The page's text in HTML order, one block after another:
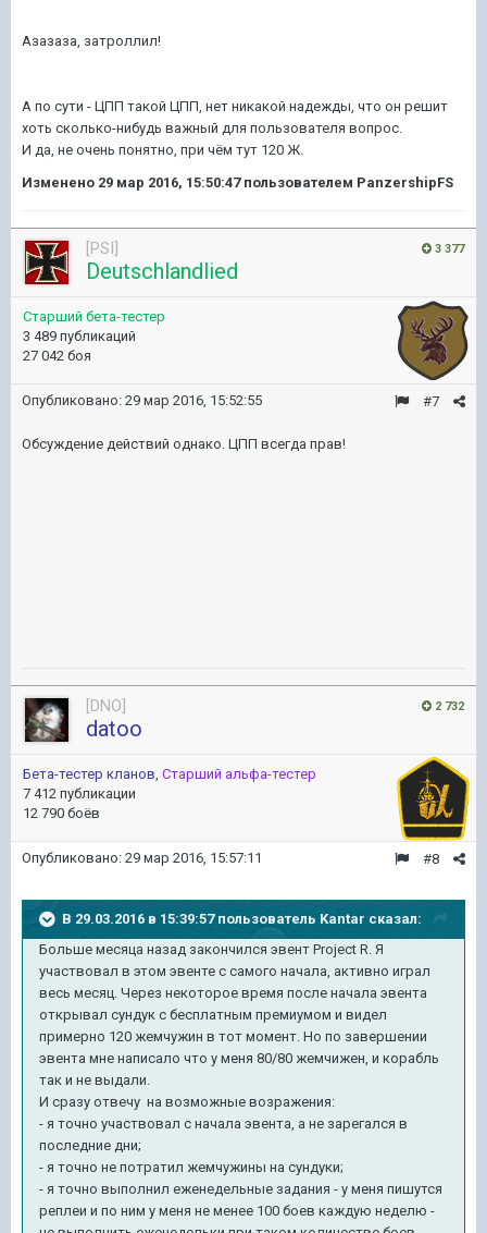
Азазаза, затроллил!
А по сути - ЦПП такой ЦПП, нет никакой надежды, что он решит
хоть сколько-нибудь важный для пользователя вопрос.
И да, не очень понятно, при чём тут 120 Ж.
Изменено 29 мар 2016, 15:50:47пользователем PanzershipFS
3 377
[PSI]
Deutschlandlied
Старший бета-тестер
3 489 публикаций
27 042 боя
#7
Опубликовано: 29 мар 2016, 15:52:55
Обсуждение действий однако. ЦПП всегда прав!
2 732
[DNO]
datoo
Бета-тестер кланов, Старший альфа-тестер
7 412 публикации
12 790 боёв
#8
Опубликовано: 29 мар 2016, 15:57:11
В 29.03.2016 в 15:39:57 пользователь Kantar сказал:
Больше месяца назад закончился эвент Project R. Я
участвовал в этом эвенте с самого начала, активно играл
весь месяц. Через некоторое время после начала эвента
открывал сундук с бесплатным премиумом и видел
примерно 120 жемчужин в тот момент. Но по завершении
эвента мне написало что у меня 80/80 жемчижен, и корабль
так и не выдали.
И сразу отвечу на возможные возражения:
- я точно участвовал с начала эвента, а не зарегался в
последние дни;
- я точно не потратил жемчужины на сундуки;
- я точно выполнил еженедельные задания - у меня пишутся
реплеи и по ним у меня не менее 100 боев каждую неделю -